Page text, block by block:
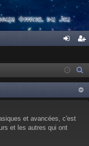
ne
xi
on
cri
pti
on
et avancées, c'est
et les autres qui ont